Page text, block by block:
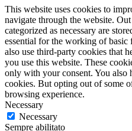
This website uses cookies to
navigate through the website.
categorized as necessary are
essential for the working of
also use third-party cookies that
you use this website. These
only with your consent. You also
cookies. But opting out of some
browsing experience.
Necessary
Necessary
Sempre abilitato